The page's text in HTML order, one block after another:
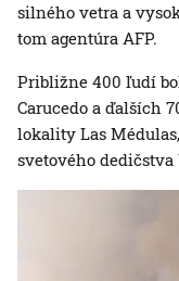
silného vetra a
tom agentúra AFP.
Približne 400 ľudí
Carucedo a ďalších
lokality Las
svetového dedičstva